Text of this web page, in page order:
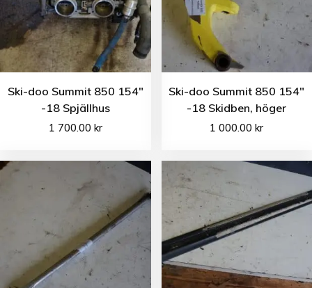
Ski-doo Summit 850 154″
-18 Spjällhus
1 700.00 kr
Ski-doo Summit 850 154″
-18 Skidben, höger
1 000.00kr